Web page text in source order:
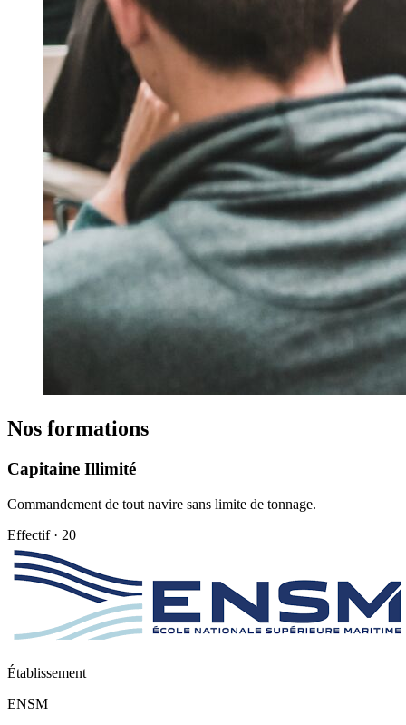
Nos formations
Capitaine Illimité
Commandement de tout navire sans limite de tonnage.
Effectif · 20
Établissement
ENSM